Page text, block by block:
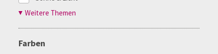
Weitere Themen
Farben